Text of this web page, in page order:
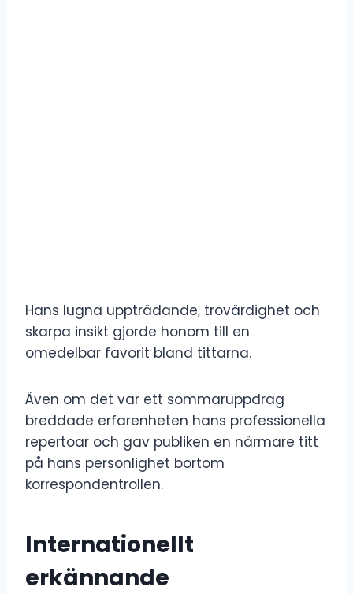
Hans lugna uppträdande, trovärdighet och
skarpa insikt gjorde honom till en
omedelbar favorit bland tittarna.
Även om det var ett sommaruppdrag
breddade erfarenheten hans professionella
repertoar och gav publiken en närmare titt
på hans personlighet bortom
korrespondentrollen.
Internationellt
erkännande